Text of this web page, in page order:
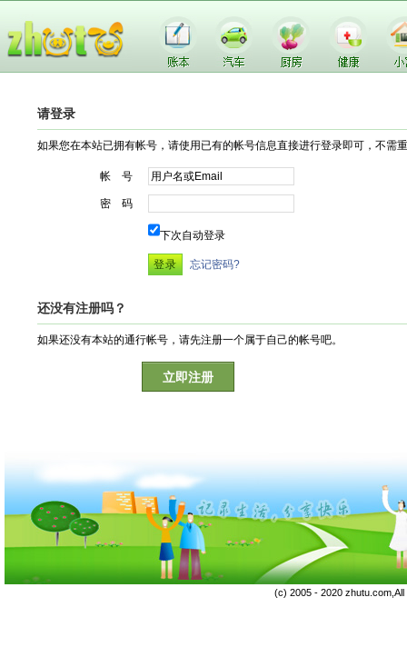
请登录
如果您在本站已拥有帐号，请使用已有的帐号信息直接进行登录即可，不需
帐 号
密 码
下次自动登录
忘记密码?
还没有注册吗？
如果还没有本站的通行帐号，请先注册一个属于自己的帐号吧。
立即注册
(c) 2005 - 2020